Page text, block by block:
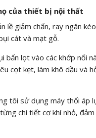
của thiết bị nội thất
lề giảm chấn, ray ngăn
cát và mạt gỗ.
bẩn lọt vào các khớp nối
cọt kẹt, làm khô dầu và
tôi sử dụng máy thổi áp
chi tiết cơ khí nhỏ,